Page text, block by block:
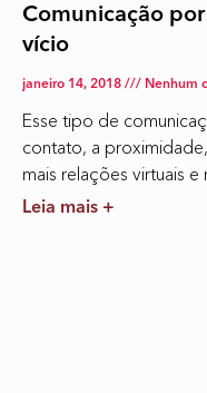
Comunicação
vício
janeiro 14, 2018 Nenhum
Esse tipo de
contato, a
mais relações virtuais e
Leia mais +